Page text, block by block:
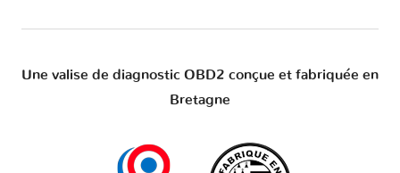
Une valise de diagnostic OBD2 conçue et fabriquée en
Bretagne